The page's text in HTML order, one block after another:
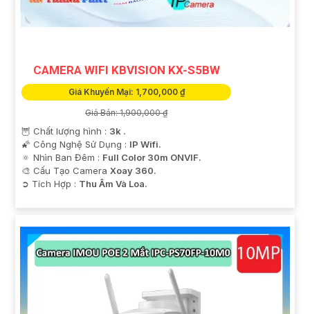
CAMERA WIFI KBVISION KX-S5BW
Giá Khuyến Mại: 1,700,000 ₫
Giá Bán: 1,900,000 ₫
🦉 Chất lượng hình : 3k .
🌠 Công Nghệ Sử Dụng : IP Wifi.
🔅 Nhìn Ban Đêm : Full Color 30m ONVIF.
🎨 Cấu Tạo Camera Xoay 360.
️➲ Tích Hợp : Thu Âm Và Loa.